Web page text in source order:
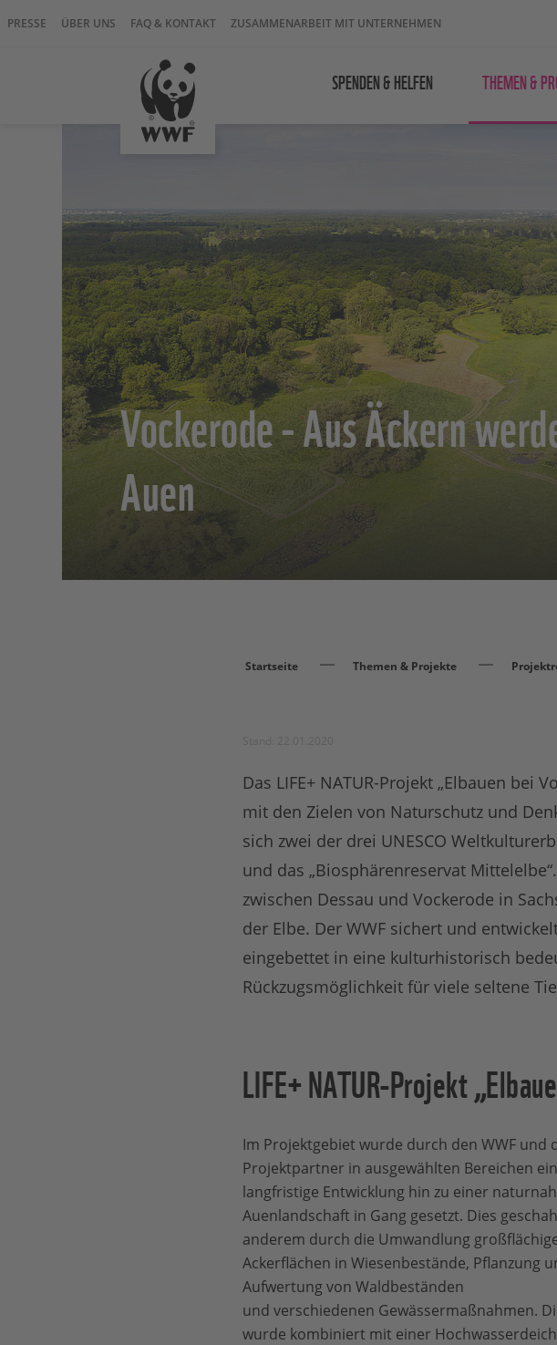
PRESSE ÜBER UNS FAQ & KONTAKT ZUSAMMENARBEIT MIT UNTERNEHMEN
SPENDEN & HELFEN THEMEN &
Vockerode - Aus Äckern
Auen
Startseite Themen & Projekte
Das LIFE+ NATUR-Projekt „Elbauen bei
mit den Zielen von Naturschutz und
sich zwei der drei UNESCO
und das „Biosphärenreservat
zwischen Dessau und Vockerode in
der Elbe. Der WWF sichert und
eingebettet in eine kulturhistorisch
Rückzugsmöglichkeit für viele seltene
LIFE+ NATUR-Projekt
Im Projektgebiet wurde durch den WWF und
Projektpartner in ausgewählten Bereichen
langfristige Entwicklung hin zu einer
Auenlandschaft in Gang gesetzt. Dies
anderem durch die Umwandlung
Ackerflächen in Wiesenbestände, Pflanzung
Aufwertung von Waldbeständen
und verschiedenen Gewässermaßnahmen.
wurde kombiniert mit einer